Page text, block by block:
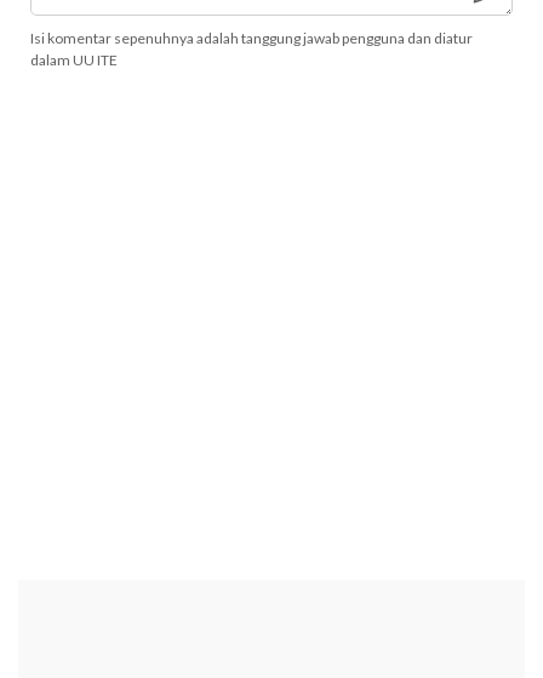
Isi komentar sepenuhnya adalah tanggung jawab pengguna dan diatur
dalam UU ITE